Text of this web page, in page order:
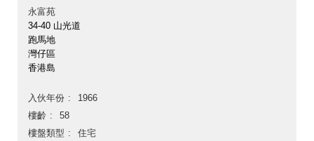
永富苑
34-40 山光道
跑馬地
灣仔區
香港島
入伙年份
1966
樓齡
58
樓盤類型
住宅